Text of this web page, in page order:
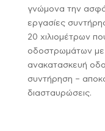
γνώμονα την
εργασίες
20 χιλιομέτρων
οδοστρωμάτων
ανακατασκευή
συντήρηση –
διασταυρώσεις.